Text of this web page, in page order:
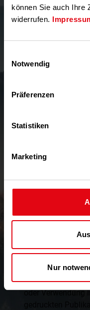
können Sie auch Ihre
widerrufen.
Notwendig
Präferenzen
Statistiken
Marketing
Nur
Techem GmbH
aktualisieren.
oder
Alle innerhalb
und ggf. durch
Bestimmungen
Nennung ist nicht
Marken, Waren-
für von Techem
Tondokumente,
bleiben allein bei
oder Verwendung
gedruckten